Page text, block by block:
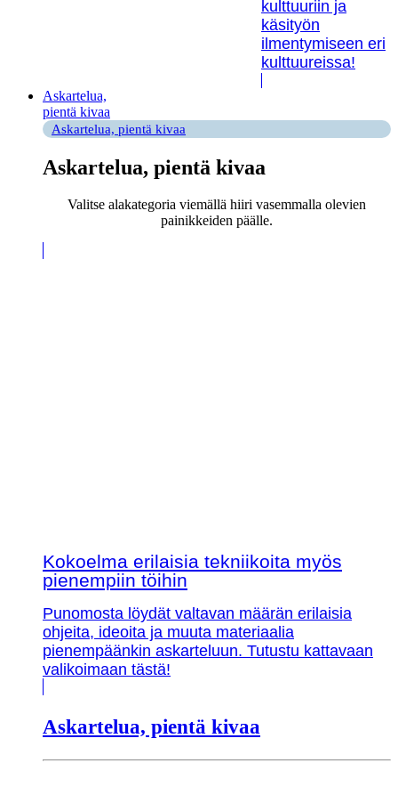
kulttuuriin ja
käsityön
ilmentymiseen eri
kulttuureissa!
Askartelua,
pientä kivaa
Askartelua, pientä kivaa
Askartelua, pientä kivaa
Valitse alakategoria viemällä hiiri vasemmalla olevien
painikkeiden päälle.
Kokoelma erilaisia tekniikoita myös
pienempiin töihin
Punomosta löydät valtavan määrän erilaisia
ohjeita, ideoita ja muuta materiaalia
pienempäänkin askarteluun. Tutustu kattavaan
valikoimaan tästä!
Askartelua, pientä kivaa